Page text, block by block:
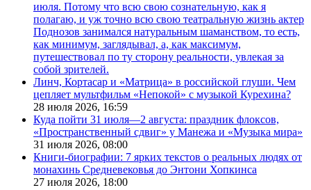
июля. Потому что всю свою сознательную, как я
полагаю, и уж точно всю свою театральную жизнь актер
Поднозов занимался натуральным шаманством, то есть,
как минимум, заглядывал, а, как максимум,
путешествовал по ту сторону реальности, увлекая за
собой зрителей.
Линч, Кортасар и «Матрица» в российской глуши. Чем
цепляет мультфильм «Непокой» с музыкой Курехина?
28 июля 2026, 16:59
Куда пойти 31 июля—2 августа: праздник флоксов,
«Пространственный сдвиг» у Манежа и «Музыка мира»
31 июля 2026, 08:00
Книги-биографии: 7 ярких текстов о реальных людях от
монахинь Средневековья до Энтони Хопкинса
27 июля 2026, 18:00